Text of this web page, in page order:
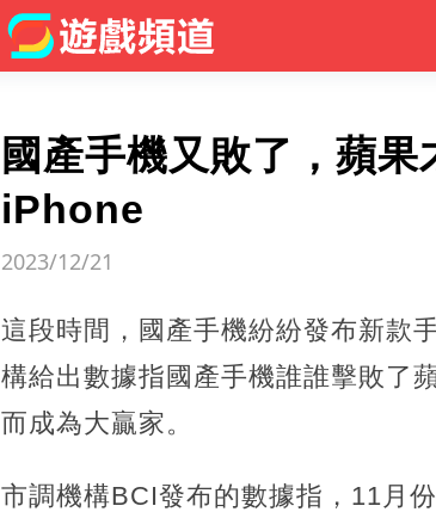
國產手機又敗了，蘋
iPhone
2023/12/21
這段時間，國產手機紛紛發布新款
構給出數據指國產手機誰誰擊敗了
而成為大贏家。
市調機構BCI發布的數據指，11月